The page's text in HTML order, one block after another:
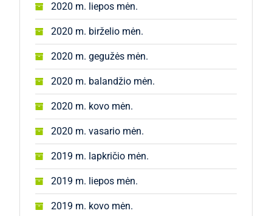
2020 m. liepos mėn.
2020 m. birželio mėn.
2020 m. gegužės mėn.
2020 m. balandžio mėn.
2020 m. kovo mėn.
2020 m. vasario mėn.
2019 m. lapkričio mėn.
2019 m. liepos mėn.
2019 m. kovo mėn.